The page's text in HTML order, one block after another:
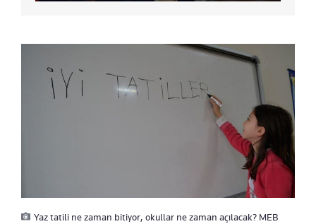
Yaz tatili ne zaman bitiyor, okullar ne zaman açılacak? MEB